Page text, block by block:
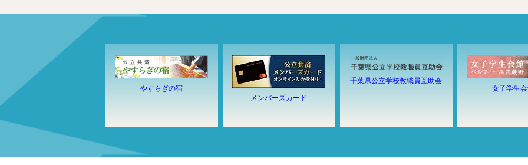
やすらぎの宿
メンバーズカード
千葉県公立学校教職員互助会
女子学生